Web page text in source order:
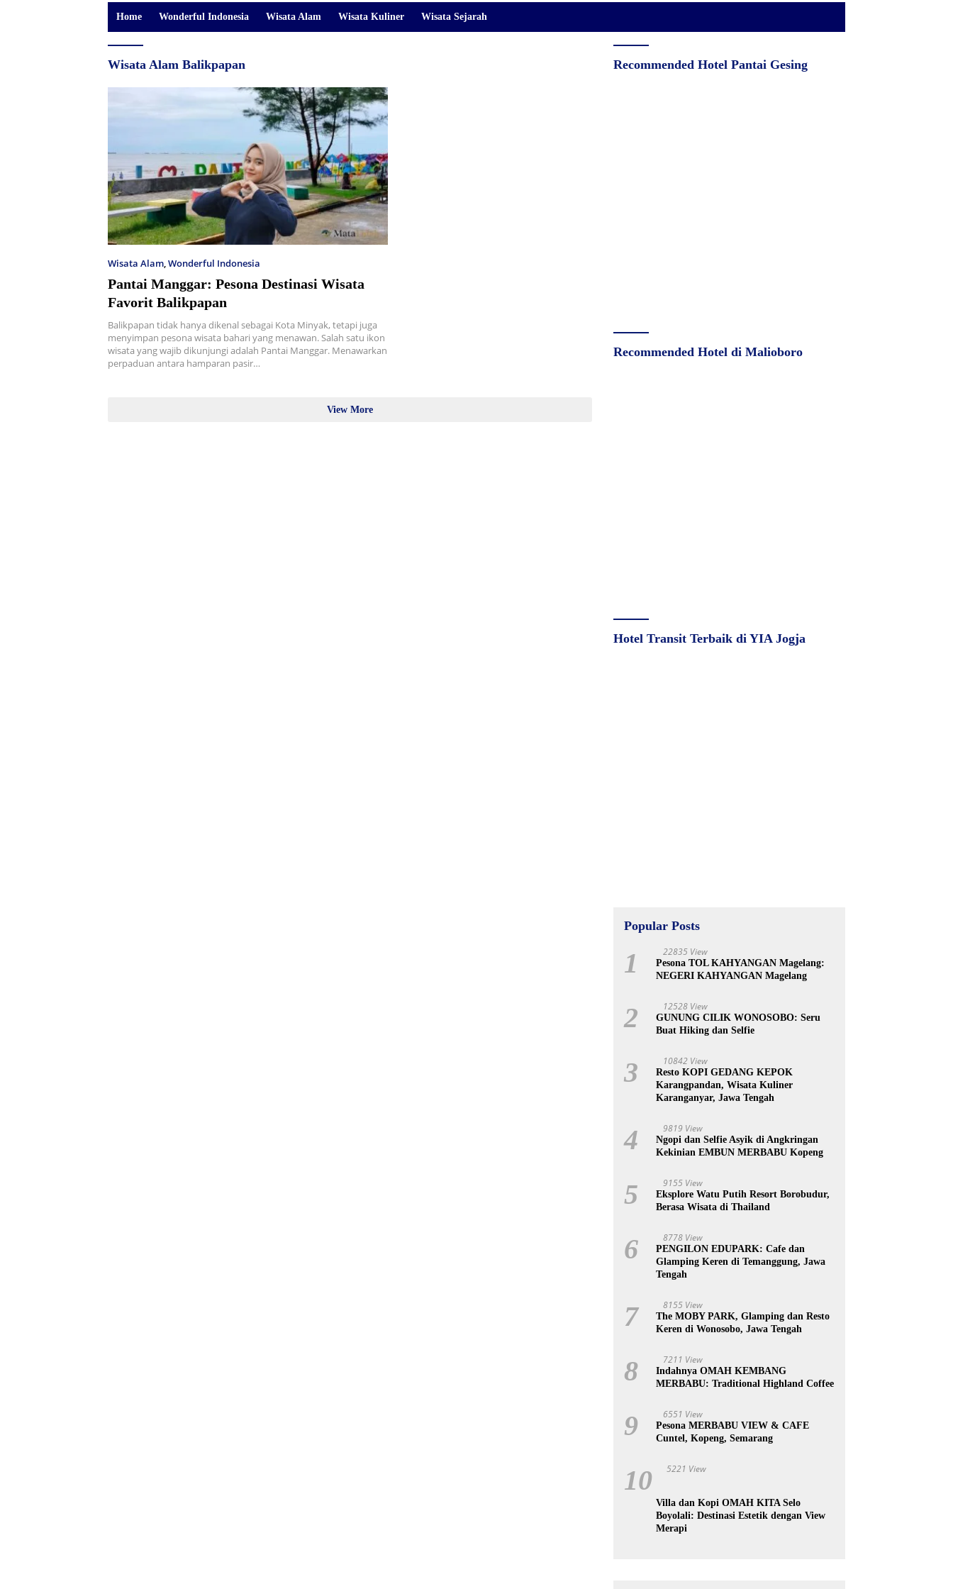
Home Wonderful Indonesia Wisata Alam Wisata Kuliner Wisata Sejarah
Wisata Alam Balikpapan
Wisata Alam,Wonderful Indonesia
Pantai Manggar: Pesona Destinasi Wisata
Favorit Balikpapan
Balikpapan tidak hanya dikenal sebagai Kota Minyak, tetapi juga
menyimpan pesona wisata bahari yang menawan. Salah satu ikon
wisata yang wajib dikunjungi adalah Pantai Manggar. Menawarkan
perpaduan antara hamparan pasir…
View More
Recommended Hotel Pantai Gesing
Recommended Hotel di Malioboro
Hotel Transit Terbaik di YIA Jogja
Popular Posts
1 22835 View
Pesona TOL KAHYANGAN Magelang:
NEGERI KAHYANGAN Magelang
2 12528 View
GUNUNG CILIK WONOSOBO: Seru
Buat Hiking dan Selfie
3 10842 View
Resto KOPI GEDANG KEPOK
Karangpandan, Wisata Kuliner
Karanganyar, Jawa Tengah
4 9819 View
Ngopi dan Selfie Asyik di Angkringan
Kekinian EMBUN MERBABU Kopeng
5 9155 View
Eksplore Watu Putih Resort Borobudur,
Berasa Wisata di Thailand
6 8778 View
PENGILON EDUPARK: Cafe dan
Glamping Keren di Temanggung, Jawa
Tengah
7 8155 View
The MOBY PARK, Glamping dan Resto
Keren di Wonosobo, Jawa Tengah
8 7211 View
Indahnya OMAH KEMBANG
MERBABU: Traditional Highland Coffee
9 6551 View
Pesona MERBABU VIEW & CAFE
Cuntel, Kopeng, Semarang
10 5221 View
Villa dan Kopi OMAH KITA Selo
Boyolali: Destinasi Estetik dengan View
Merapi